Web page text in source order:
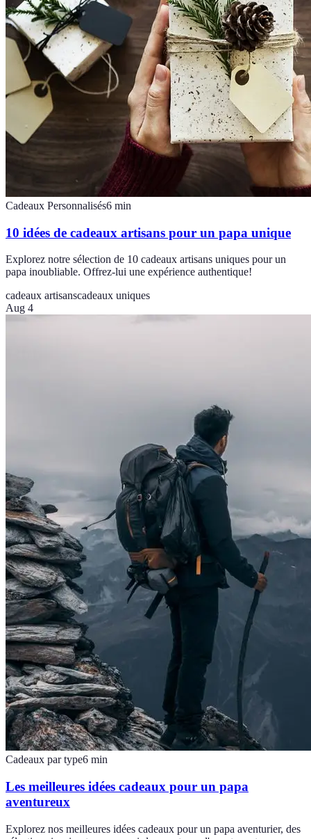
Cadeaux Personnalisés6 min
10 idées de cadeaux artisans pour un papa unique
Explorez notre sélection de 10 cadeaux artisans uniques pour un
papa inoubliable. Offrez-lui une expérience authentique!
cadeaux artisanscadeaux uniques
Aug 4
Cadeaux par type6 min
Les meilleures idées cadeaux pour un papa
aventureux
Explorez nos meilleures idées cadeaux pour un papa aventurier, des